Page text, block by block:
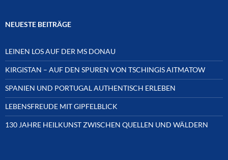
NEUESTE BEITRÄGE
LEINEN LOS AUF DER MS DONAU
KIRGISTAN – AUF DEN SPUREN VON TSCHINGIS AITMATOW
SPANIEN UND PORTUGAL AUTHENTISCH ERLEBEN
LEBENSFREUDE MIT GIPFELBLICK
130 JAHRE HEILKUNST ZWISCHEN QUELLEN UND WÄLDERN